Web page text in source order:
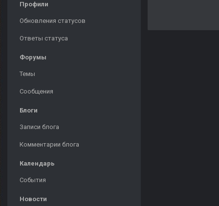
Профили
Обновления статусов
Ответы статуса
Форумы
Темы
Сообщения
Блоги
Записи блога
Комментарии блога
Календарь
События
Новости